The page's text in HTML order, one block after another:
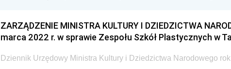
ZARZĄDZENIE MINISTRA KULTURY I DZIEDZICTWA
marca 2022 r. w sprawie Zespołu Szkół Plastycznych w
Dziennik Urzędowy Ministra Kultury i Dziedzictwa Narodowego